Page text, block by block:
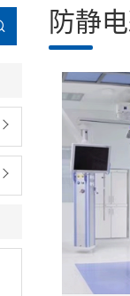
防静